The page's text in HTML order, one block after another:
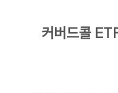
커버드콜